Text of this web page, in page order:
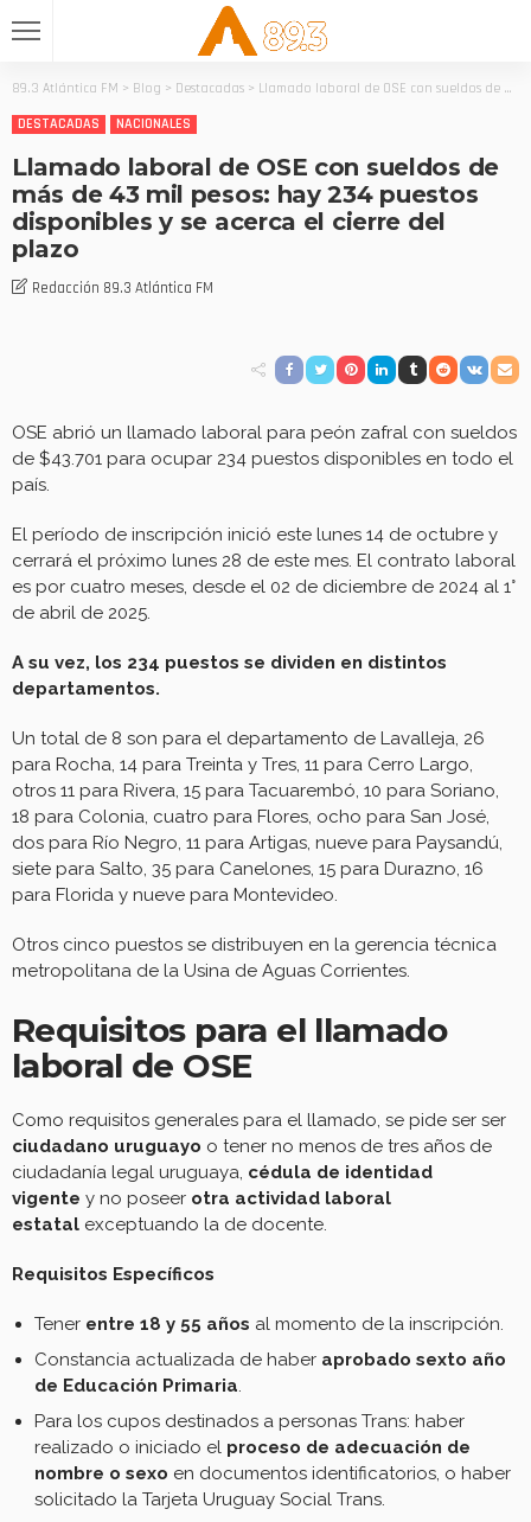
89.3 Atlántica FM > Blog > Destacadas > Llamado laboral de OSE con sueldos de más de 43 mil pesos: hay 234 puestos disponibles y se acerca el cierre del plazo
DESTACADAS
NACIONALES
Llamado laboral de OSE con sueldos de
más de 43 mil pesos: hay 234 puestos
disponibles y se acerca el cierre del
plazo
Redacción 89.3 Atlántica FM
OSE abrió un llamado laboral para peón zafral con sueldos
de $43.701 para ocupar 234 puestos disponibles en todo el
país.
El período de inscripción inició este lunes 14 de octubre y
cerrará el próximo lunes 28 de este mes. El contrato laboral
es por cuatro meses, desde el 02 de diciembre de 2024 al 1°
de abril de 2025.
A su vez, los 234 puestos se dividen en distintos
departamentos.
Un total de 8 son para el departamento de Lavalleja, 26
para Rocha, 14 para Treinta y Tres, 11 para Cerro Largo,
otros 11 para Rivera, 15 para Tacuarembó, 10 para Soriano,
18 para Colonia, cuatro para Flores, ocho para San José,
dos para Río Negro, 11 para Artigas, nueve para Paysandú,
siete para Salto, 35 para Canelones, 15 para Durazno, 16
para Florida y nueve para Montevideo.
Otros cinco puestos se distribuyen en la gerencia técnica
metropolitana de la Usina de Aguas Corrientes.
Requisitos para el llamado
laboral de OSE
Como requisitos generales para el llamado, se pide ser ser
ciudadano uruguayo o tener no menos de tres años de
ciudadanía legal uruguaya, cédula de identidad
vigente y no poseer otra actividad laboral
estatal exceptuando la de docente.
Requisitos Específicos
Tener entre 18 y 55 años al momento de la inscripción.
Constancia actualizada de haber aprobado sexto año
de Educación Primaria.
Para los cupos destinados a personas Trans: haber
realizado o iniciado el proceso de adecuación de
nombre o sexo en documentos identificatorios, o haber
solicitado la Tarjeta Uruguay Social Trans.